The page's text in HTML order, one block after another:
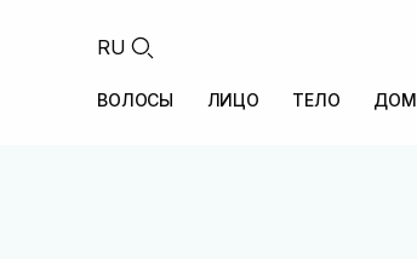
RU
ВОЛОСЫ ЛИЦО ТЕЛО ДОМ